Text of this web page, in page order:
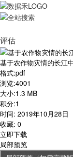
基
评估
基于农作物灾情的长江
格式:pdf
浏览:4001
大小:1.3 MB
积分:1
时间: 2019年10月28日
收藏: 0
立即下载
局部预览